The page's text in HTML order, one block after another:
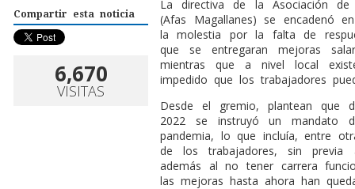
Compartir esta noticia
6,670
VISITAS
La directiva de la Asociación de
(Afas Magallanes) se encadenó
la molestia por la falta de
que se entregaran mejoras
mientras que a nivel local
impedido que los trabajadores
Desde el gremio, plantean
2022 se instruyó un mandato
pandemia, lo que incluía, entre
de los trabajadores, sin previa
además al no tener carrera
las mejoras hasta ahora han